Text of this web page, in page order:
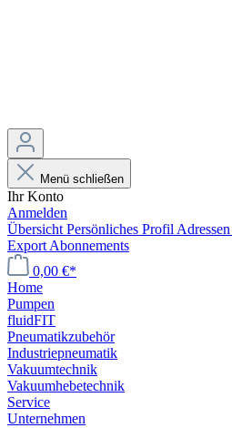
Menü schließen
Ihr Konto
Anmelden
Übersicht Persönliches Profil Adressen
Export Abonnements
0,00 €*
Home
Pumpen
fluidFIT
Pneumatikzubehör
Industriepneumatik
Vakuumtechnik
Vakuumhebetechnik
Service
Unternehmen